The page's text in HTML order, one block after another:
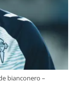
bianconero –